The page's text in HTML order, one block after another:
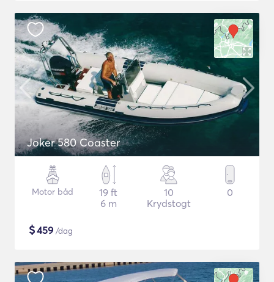
Joker 580 Coaster
Motor båd
19 ft
6 m
10
Krydstogt
0
$459 /dag